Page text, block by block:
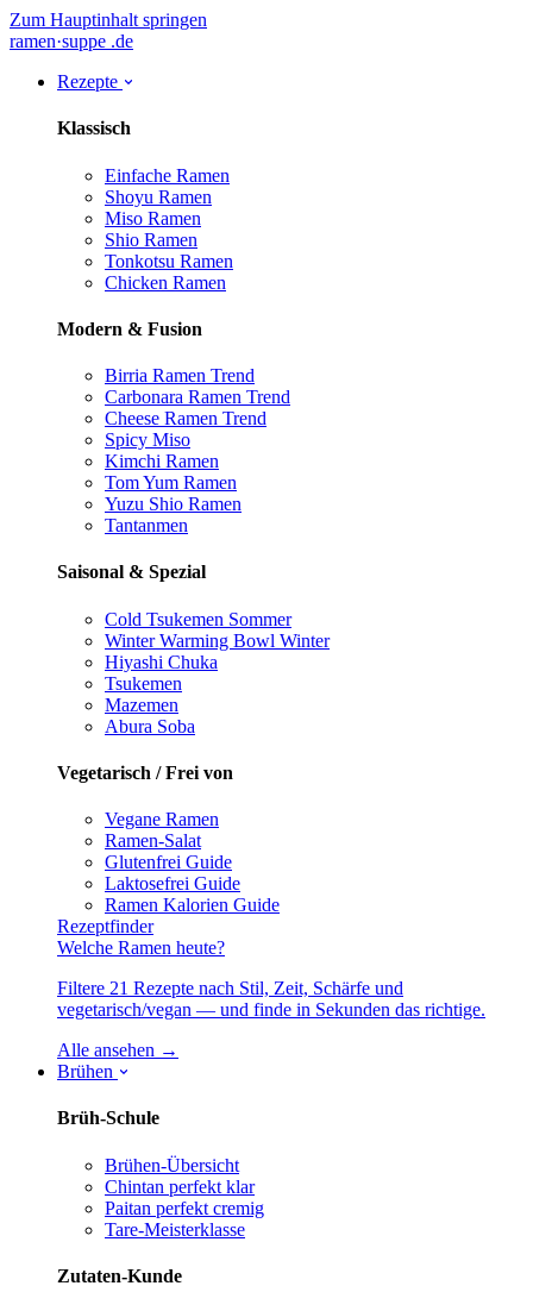
Zum Hauptinhalt springen
ramen·suppe .de
Rezepte
Klassisch
Einfache Ramen
Shoyu Ramen
Miso Ramen
Shio Ramen
Tonkotsu Ramen
Chicken Ramen
Modern & Fusion
Birria Ramen Trend
Carbonara Ramen Trend
Cheese Ramen Trend
Spicy Miso
Kimchi Ramen
Tom Yum Ramen
Yuzu Shio Ramen
Tantanmen
Saisonal & Spezial
Cold Tsukemen Sommer
Winter Warming Bowl Winter
Hiyashi Chuka
Tsukemen
Mazemen
Abura Soba
Vegetarisch / Frei von
Vegane Ramen
Ramen-Salat
Glutenfrei Guide
Laktosefrei Guide
Ramen Kalorien Guide
Rezeptfinder
Welche Ramen heute?
Filtere 21 Rezepte nach Stil, Zeit, Schärfe und
vegetarisch/vegan — und finde in Sekunden das richtige.
Alle ansehen →
Brühen
Brüh-Schule
Brühen-Übersicht
Chintan perfekt klar
Paitan perfekt cremig
Tare-Meisterklasse
Zutaten-Kunde